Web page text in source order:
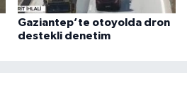
Gaziantep’te otoyolda dron
destekli denetim